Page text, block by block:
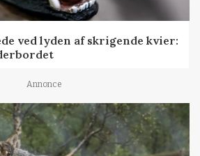
ved lyden af skrigende kvier:
Annonce